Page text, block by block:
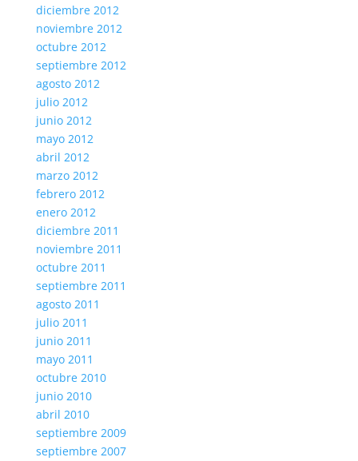
diciembre 2012
noviembre 2012
octubre 2012
septiembre 2012
agosto 2012
julio 2012
junio 2012
mayo 2012
abril 2012
marzo 2012
febrero 2012
enero 2012
diciembre 2011
noviembre 2011
octubre 2011
septiembre 2011
agosto 2011
julio 2011
junio 2011
mayo 2011
octubre 2010
junio 2010
abril 2010
septiembre 2009
septiembre 2007